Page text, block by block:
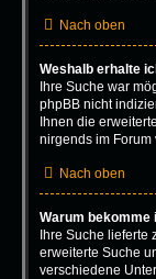
Nach oben
Weshalb erhalte
Ihre Suche war
phpBB nicht
Ihnen die
nirgends im
Nach oben
Warum bekomme
Ihre Suche lieferte
erweiterte Suche
verschiedene